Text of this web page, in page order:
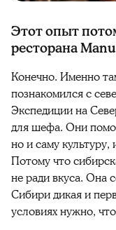
Этот опыт
ресторана
Конечно. Именно
познакомился с
Экспедиции на
для шефа. Они
но и саму культуру,
Потому что
не ради вкуса. Она
Сибири дикая и
условиях нужно,